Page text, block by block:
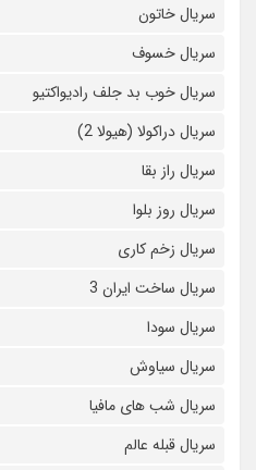
سریال خاتون
سریال خسوف
سریال خوب بد جلف رادیواکتیو
سریال دراکولا (هیولا 2)
سریال راز بقا
سریال روز بلوا
سریال زخم کاری
سریال ساخت ایران 3
سریال سودا
سریال سیاوش
سریال شب های مافیا
سریال قبله عالم